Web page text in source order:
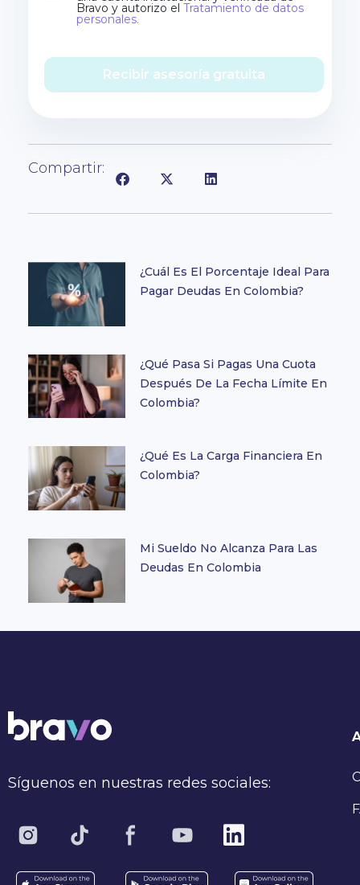
Bravo y autorizo el Tratamiento de datos
personales.
Recibir asesoría gratuita
Compartir:
¿Cuál Es El Porcentaje Ideal Para
Pagar Deudas En Colombia?
¿Qué Pasa Si Pagas Una Cuota
Después De La Fecha Límite En
Colombia?
¿Qué Es La Carga Financiera En
Colombia?
Mi Sueldo No Alcanza Para Las
Deudas En Colombia
Síguenos en nuestras redes sociales: